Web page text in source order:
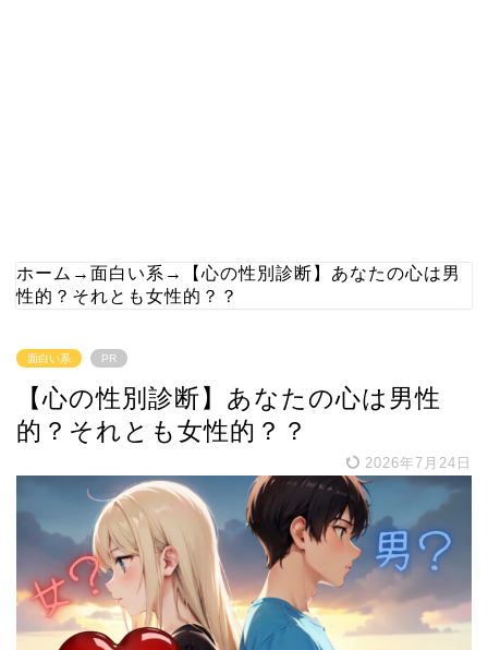
ホーム → 面白い系 →
【心の性別診断】あなたの心は男
性的？それとも女性的？？
面白い系 PR
【心の性別診断】あなたの心は男性
的？それとも女性的？？
2026年7月24日